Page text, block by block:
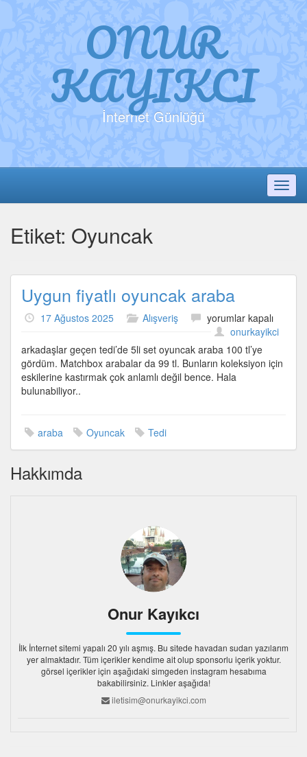
ONUR
KAYIKCI
İnternet Günlüğü
Etiket: Oyuncak
Uygun fiyatlı oyuncak araba
17 Ağustos 2025 Alışveriş
Uygun
fiyatlı
oyuncak
araba
için
yorumlar kapalı
onurkayikci
arkadaşlar geçen tedi’de 5li set oyuncak araba 100 tl’ye
gördüm. Matchbox arabalar da 99 tl. Bunların koleksiyon için
eskilerine kastırmak çok anlamlı değil bence. Hala
bulunabiliyor..
araba Oyuncak Tedi
Hakkımda
Onur Kayıkcı
İlk İnternet sitemi yapalı 20 yılı aşmış. Bu sitede havadan sudan yazılarım
yer almaktadır. Tüm içerikler kendime ait olup sponsorlu içerik yoktur.
görsel içerikler için aşağıdaki simgeden instagram hesabıma
bakabilirsiniz. Linkler aşağıda!
iletisim@onurkayikci.com